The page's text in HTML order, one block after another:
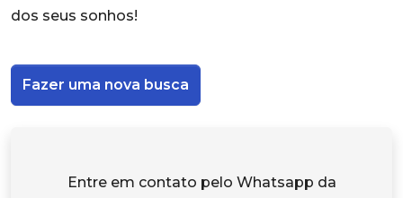
dos seus sonhos!
Fazer uma nova busca
Entre em contato pelo Whatsapp da